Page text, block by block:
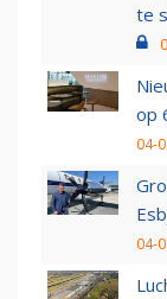
te
op
04-
04-